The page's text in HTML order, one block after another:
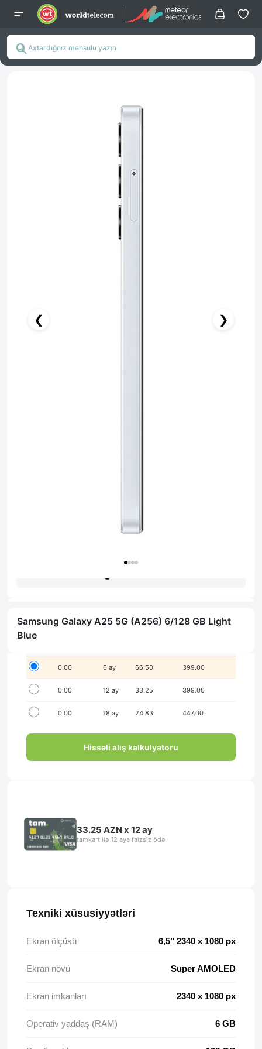
❮ ❯
Samsung Galaxy A25 5G (A256) 6/128 GB Light
Blue
İlkin ödənişsiz hissə-hissə ödə!
0.00 6 ay 66.50 399.00
0.00 12 ay 33.25 399.00
0.00 18 ay 24.83 447.00
Hissəli alış kalkulyatoru
33.25 AZN x 12 ay
tamkart ilə 12 aya faizsiz ödə!
Texniki xüsusiyyətləri
Ekran ölçüsü 6,5" 2340 x 1080 px
Ekran növü Super AMOLED
Ekran imkanları 2340 x 1080 px
Operativ yaddaş (RAM) 6 GB